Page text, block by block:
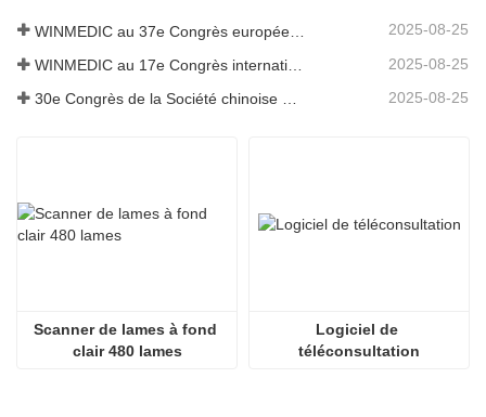
2025-08-25
2025-08-25
30e Congrès de la Société chinoise de pathologie et 14e réunion annuelle des pathologistes chinois 2025-08-25
Scanner de lames à fond
clair 480 lames
Logiciel de
téléconsultation